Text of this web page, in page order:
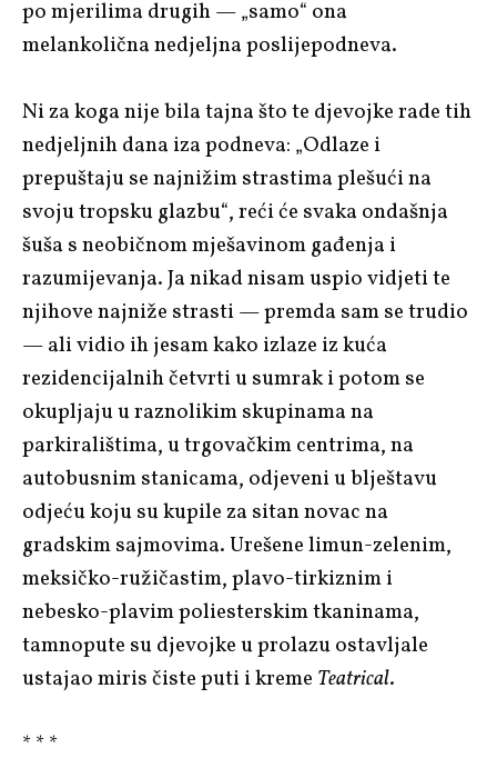
po mjerilima drugih — „samo“ ona
melankolična nedjeljna poslijepodneva.
Ni za koga nije bila tajna što te djevojke rade tih
nedjeljnih dana iza podneva: „Odlaze i
prepuštaju se najnižim strastima plešući na
svoju tropsku glazbu“, reći će svaka ondašnja
šuša s neobičnom mješavinom gađenja i
razumijevanja. Ja nikad nisam uspio vidjeti te
njihove najniže strasti — premda sam se trudio
— ali vidio ih jesam kako izlaze iz kuća
rezidencijalnih četvrti u sumrak i potom se
okupljaju u raznolikim skupinama na
parkiralištima, u trgovačkim centrima, na
autobusnim stanicama, odjeveni u blještavu
odjeću koju su kupile za sitan novac na
gradskim sajmovima. Urešene limun-zelenim,
meksičko-ružičastim, plavo-tirkiznim i
nebesko-plavim poliesterskim tkaninama,
tamnopute su djevojke u prolazu ostavljale
ustajao miris čiste puti i kreme Teatrical.
* * *